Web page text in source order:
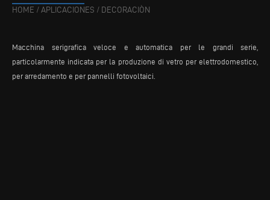
HOME / APLICACIONES / DECORACIÒN
Macchina serigrafica veloce e automatica per le grandi serie,
particolarmente indicata per la produzione di vetro per elettrodomestico,
per arredamento e per pannelli fotovoltaici.